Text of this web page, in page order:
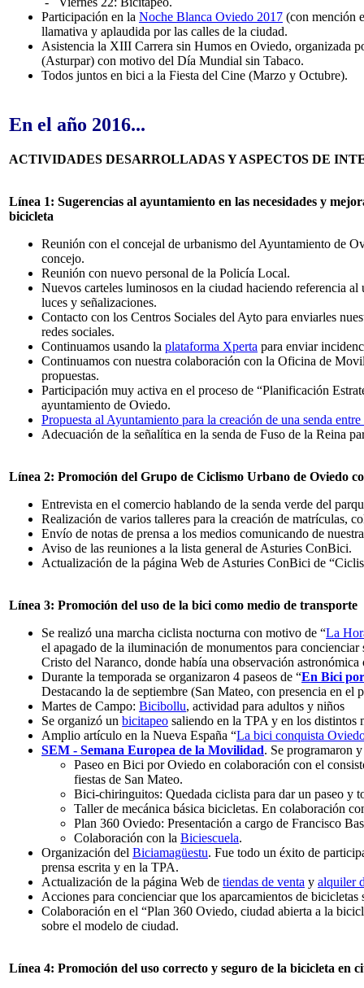
Participación en la Noche Blanca Oviedo 2017 (con mención
llamativa y aplaudida por las calles de la ciudad.
Asistencia la XIII Carrera sin Humos en Oviedo, organizada
(Asturpar) con motivo del Día Mundial sin Tabaco.
Todos juntos en bici a la Fiesta del Cine (Marzo y Octubre).
En el año 2016...
ACTIVIDADES DESARROLLADAS Y ASPECTOS DE
Línea 1: Sugerencias al ayuntamiento en las necesidades y
bicicleta
Reunión con el concejal de urbanismo del Ayuntamiento de
concejo.
Reunión con nuevo personal de la Policía Local.
Nuevos carteles luminosos en la ciudad haciendo referencia
luces y señalizaciones.
Contacto con los Centros Sociales del Ayto para enviarles
redes sociales.
Continuamos usando la plataforma Xperta para enviar
Continuamos con nuestra colaboración con la Oficina de
propuestas.
Participación muy activa en el proceso de “Planificación
ayuntamiento de Oviedo.
Propuesta al Ayuntamiento para la creación de una senda
Adecuación de la señalítica en la senda de Fuso de la Reina
Línea 2: Promoción del Grupo de Ciclismo Urbano de Oviedo
Entrevista en el comercio hablando de la senda verde del
Realización de varios talleres para la creación de matrículas,
Envío de notas de prensa a los medios comunicando de
Aviso de las reuniones a la lista general de Asturies ConBici.
Actualización de la página Web de Asturies ConBici de
Línea 3: Promoción del uso de la bici como medio de transporte
Se realizó una marcha ciclista nocturna con motivo de “La
el apagado de la iluminación de monumentos para
Cristo del Naranco, donde había una observación
Durante la temporada se organizaron 4 paseos de “En Bici
Destacando la de septiembre (San Mateo, con presencia en el
Martes de Campo: Bicibollu, actividad para adultos y niños
Se organizó un bicitapeo saliendo en la TPA y en los distintos
Amplio artículo en la Nueva España “La bici conquista
SEM - Semana Europea de la Movilidad. Se programaron
Paseo en Bici por Oviedo en colaboración con el
fiestas de San Mateo.
Bici-chiringuitos: Quedada ciclista para dar un paseo y
Taller de mecánica básica bicicletas. En colaboración
Plan 360 Oviedo: Presentación a cargo de Francisco
Colaboración con la Biciescuela.
Organización del Biciamagüestu. Fue todo un éxito de
prensa escrita y en la TPA.
Actualización de la página Web de tiendas de venta y alquiler
Acciones para concienciar que los aparcamientos de bicicletas
Colaboración en el “Plan 360 Oviedo, ciudad abierta a la
sobre el modelo de ciudad.
Línea 4: Promoción del uso correcto y seguro de la bicicleta en